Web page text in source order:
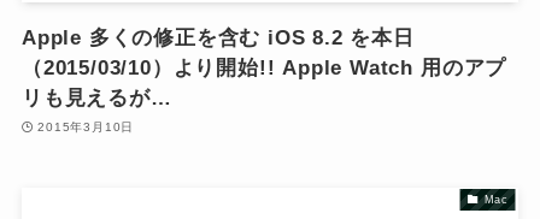
Apple 多くの修正を含む iOS 8.2 を本日
（2015/03/10）より開始!! Apple Watch 用のアプ
リも見えるが…
2015年3月10日
Mac